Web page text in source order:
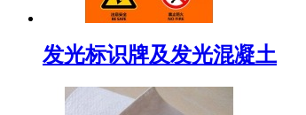
发光标识牌及发光混凝土